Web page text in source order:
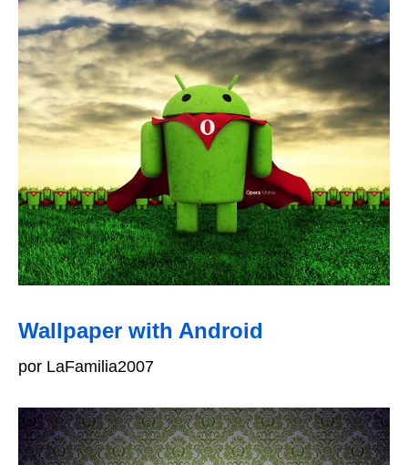
Wallpaper with Android
por LaFamilia2007